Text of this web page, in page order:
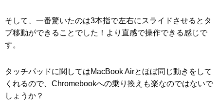
そして、一番驚いたのは3本指で左右にスライドさせるとタ
ブ移動ができることでした！より直感で操作できる感じで
す。
タッチパッドに関してはMacBook Airとほぼ同じ動きをして
くれるので、Chromebookへの乗り換えも楽なのではないで
しょうか？